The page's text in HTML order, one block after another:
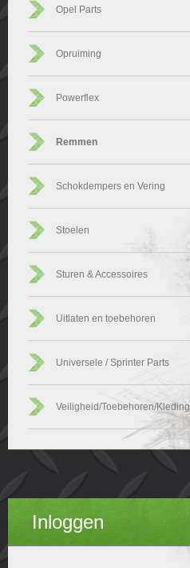
Opel Parts
Opruiming
Powerflex
Remmen
Schokdempers en Vering
Stoelen
Sturen & Accessoires
Uitlaten en toebehoren
Universele / Sprinter Parts
Veiligheid/Toebehoren/Kleding
Inloggen